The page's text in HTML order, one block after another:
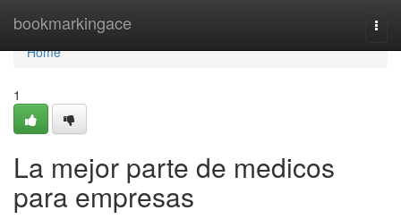
bookmarkingace
Home
Home
1
La mejor parte de medicos
para empresas